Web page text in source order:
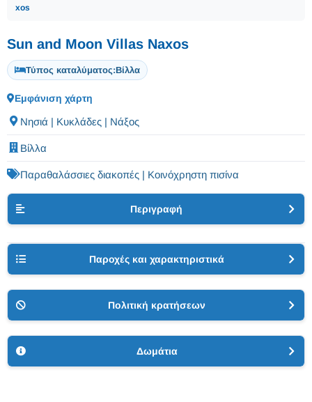
xos
Sun and Moon Villas Naxos
Τύπος καταλύματος:Βίλλα
Εμφάνιση χάρτη
Νησιά | Κυκλάδες | Νάξος
Βίλλα
Παραθαλάσσιες διακοπές | Κοινόχρηστη πισίνα
Περιγραφή
Παροχές και χαρακτηριστικά
Πολιτική κρατήσεων
Δωμάτια